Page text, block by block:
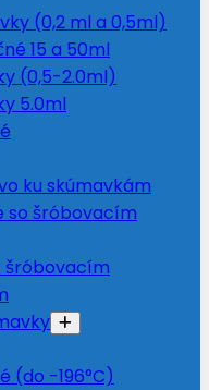
(0,2 ml a 0,5ml)
15 a 50ml
(0,5-2.0ml)
5.0ml
ku skúmavkám
so šróbovacím
šróbovacím
(do -196°C)